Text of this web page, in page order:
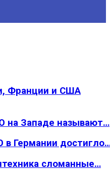
Франции и США
на Западе называют…
в Германии
сломанные…